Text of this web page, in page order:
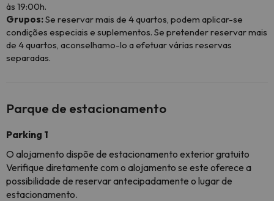
às 19:00h.
Grupos:Se reservar mais de 4 quartos, podem aplicar-se
condições especiais e suplementos. Se pretender reservar mais
de 4 quartos, aconselhamo-lo a efetuar várias reservas
separadas.
Parque de estacionamento
Parking 1
O alojamento dispõe de estacionamento exterior gratuito
Verifique diretamente com o alojamento se este oferece a
possibilidade de reservar antecipadamente o lugar de
estacionamento.